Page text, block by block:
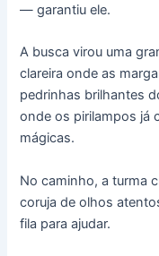
— garantiu ele.
A busca virou uma
clareira onde as
pedrinhas brilhantes
onde os pirilampos já
mágicas.
No caminho, a turma
coruja de olhos
fila para ajudar.